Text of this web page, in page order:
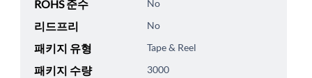
ROHS 준수 No
리드프리 No
패키지 유형 Tape & Reel
패키지 수량 3000